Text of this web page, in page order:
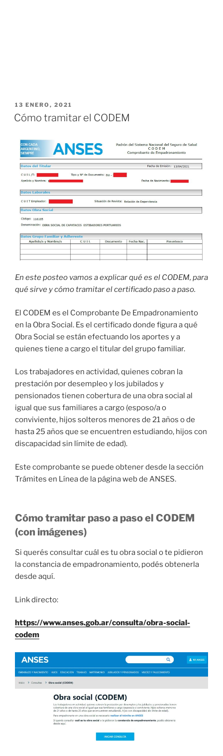
PUBLICADO
EL
13 ENERO, 2021
Cómo tramitar el CODEM
En este posteo vamos a explicar qué es el CODEM, para
qué sirve y cómo tramitar el certificado paso a paso.
El CODEM es el Comprobante De Empadronamiento
en la Obra Social. Es el certificado donde figura a qué
Obra Social se están efectuando los aportes y a
quienes tiene a cargo el titular del grupo familiar.
Los trabajadores en actividad, quienes cobran la
prestación por desempleo y los jubilados y
pensionados tienen cobertura de una obra social al
igual que sus familiares a cargo (esposo/a o
conviviente, hijos solteros menores de 21 años o de
hasta 25 años que se encuentren estudiando, hijos con
discapacidad sin límite de edad).
Este comprobante se puede obtener desde la sección
Trámites en Línea de la página web de ANSES.
Cómo tramitar paso a paso el CODEM
(con imágenes)
Si querés consultar cuál es tu obra social o te pidieron
la constancia de empadronamiento, podés obtenerla
desde aquí.
Link directo:
https://www.anses.gob.ar/consulta/obra-social-
codem